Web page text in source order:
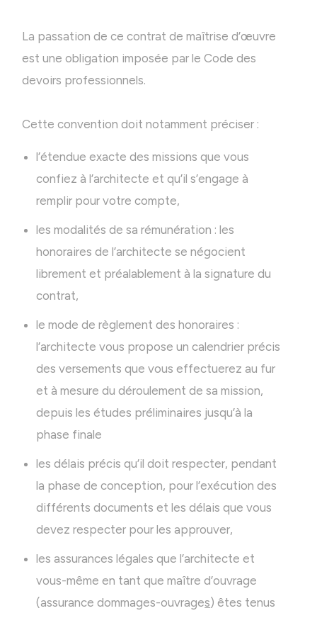
La passation de ce contrat de maîtrise d’œuvre
est une obligation imposée par le Code des
devoirs professionnels.
Cette convention doit notamment préciser :
l’étendue exacte des missions que vous
confiez à l’architecte et qu’il s’engage à
remplir pour votre compte,
les modalités de sa rémunération : les
honoraires de l’architecte se négocient
librement et préalablement à la signature du
contrat,
le mode de règlement des honoraires :
l’architecte vous propose un calendrier précis
des versements que vous effectuerez au fur
et à mesure du déroulement de sa mission,
depuis les études préliminaires jusqu’à la
phase finale
les délais précis qu’il doit respecter, pendant
la phase de conception, pour l’exécution des
différents documents et les délais que vous
devez respecter pour les approuver,
les assurances légales que l’architecte et
vous-même en tant que maître d’ouvrage
(assurance dommages-ouvrages) êtes tenus